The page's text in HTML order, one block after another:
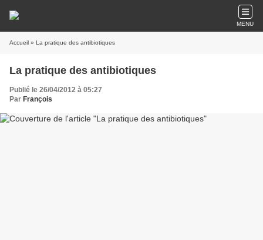
MENU
Accueil » La pratique des antibiotiques
La pratique des antibiotiques
Publié le 26/04/2012 à 05:27
Par François